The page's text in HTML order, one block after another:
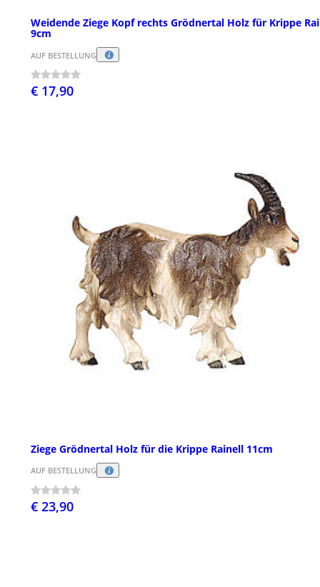
Weidende Ziege Kopf rechts Grödnertal Holz für Krippe
9cm
AUF BESTELLUNG
€ 17,90
Ziege Grödnertal Holz für die Krippe Rainell 11cm
AUF BESTELLUNG
€ 23,90